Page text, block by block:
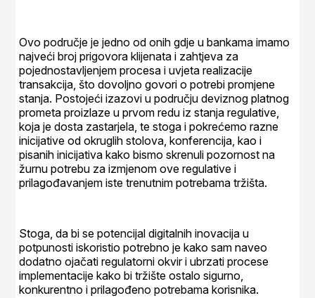
Ovo područje je jedno od onih gdje u bankama imamo
najveći broj prigovora klijenata i zahtjeva za
pojednostavljenjem procesa i uvjeta realizacije
transakcija, što dovoljno govori o potrebi promjene
stanja. Postojeći izazovi u području deviznog platnog
prometa proizlaze u prvom redu iz stanja regulative,
koja je dosta zastarjela, te stoga i pokrećemo razne
inicijative od okruglih stolova, konferencija, kao i
pisanih inicijativa kako bismo skrenuli pozornost na
žurnu potrebu za izmjenom ove regulative i
prilagođavanjem iste trenutnim potrebama tržišta.
Stoga, da bi se potencijal digitalnih inovacija u
potpunosti iskoristio potrebno je kako sam naveo
dodatno ojačati regulatorni okvir i ubrzati procese
implementacije kako bi tržište ostalo sigurno,
konkurentno i prilagođeno potrebama korisnika.